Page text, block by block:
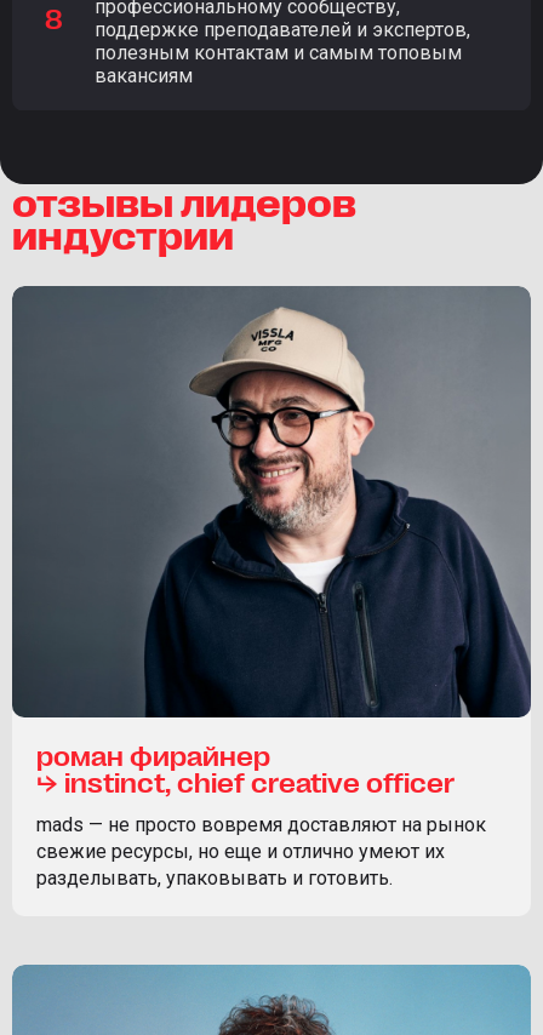
профессиональному сообществу,
поддержке преподавателей и экспертов,
полезным контактам и самым топовым
вакансиям
отзывы лидеров
индустрии
роман фирайнер
⮡ instinct, chief creative officer
mads — не просто вовремя доставляют на рынок
свежие ресурсы, но еще и отлично умеют их
разделывать, упаковывать и готовить.